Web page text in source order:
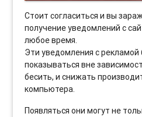
Стоит согласиться и вы
получение уведомлений с
любое время.
Эти уведомления с рекламой
показываться вне
бесить, и снижать
компьютера.
Появляться они могут не